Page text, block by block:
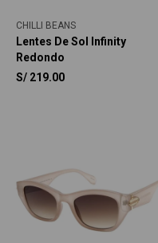
CHILLI BEANS
Lentes De Sol Infinity
Redondo
S/ 219.00